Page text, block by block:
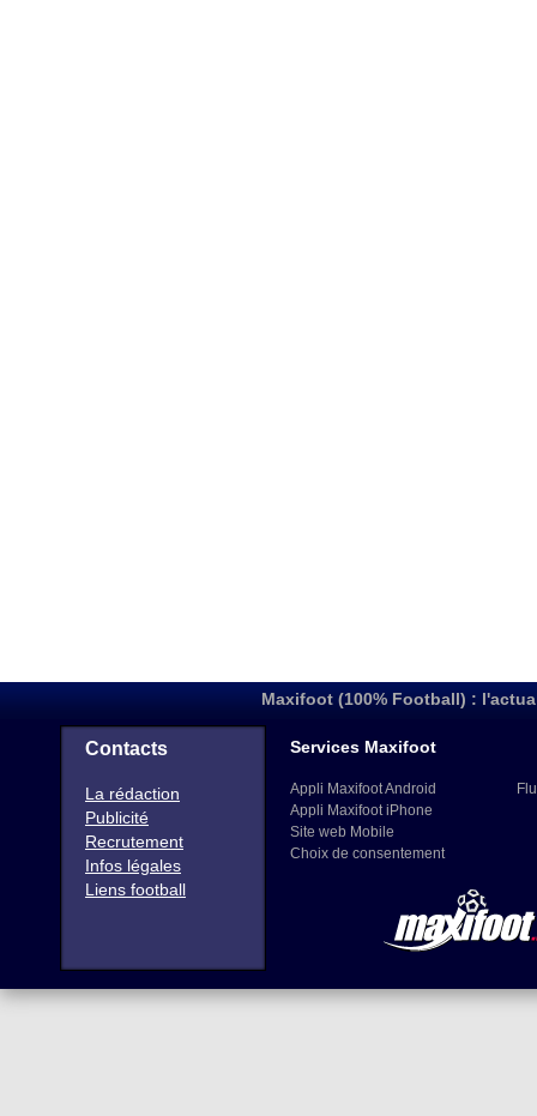
Maxifoot (100% Football) :
Contacts
La rédaction
Publicité
Recrutement
Infos légales
Liens football
Services Maxifoot
Appli Maxifoot Android
Appli Maxifoot iPhone
Site web Mobile
Choix de consentement